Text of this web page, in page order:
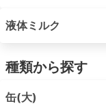
液体ミルク
種類から探す
缶(大)